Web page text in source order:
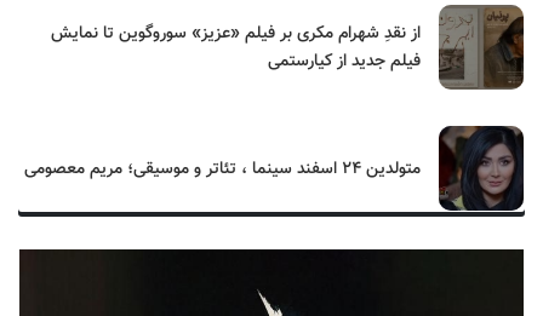
از نقدِ شهرام مکری بر فیلم «عزیز» سوروگوین تا نمایش
فیلم جدید از کیارستمی
متولدین ۲۴ اسفند سینما ، تئاتر و موسیقی؛ مریم معصومی